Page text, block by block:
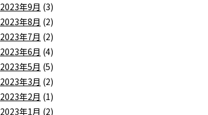
2023年9月 (3)
2023年8月 (2)
2023年7月 (2)
2023年6月 (4)
2023年5月 (5)
2023年3月 (2)
2023年2月 (1)
2023年1月 (2)